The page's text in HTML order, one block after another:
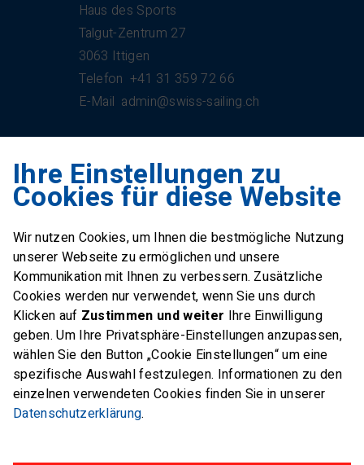
Haus des Sports
Talgut-Zentrum 27
3063 Ittigen
Telefon +41 31 359 72 66
E-Mail admin@swiss-sailing.ch
Swiss Sailing Team
Industriestrasse 51
E-Mail office@swiss-sailing-
team.ch
FOLLOW US ON
Twitter FacebookInstagram
Ihre Einstellungen zu
Cookies für diese Website
Wir nutzen Cookies, um Ihnen die bestmögliche Nutzung
unserer Webseite zu ermöglichen und unsere
Kommunikation mit Ihnen zu verbessern. Zusätzliche
Cookies werden nur verwendet, wenn Sie uns durch
Klicken auf Zustimmen und weiter Ihre Einwilligung
geben. Um Ihre Privatsphäre-Einstellungen anzupassen,
wählen Sie den Button „Cookie Einstellungen“ um eine
spezifische Auswahl festzulegen. Informationen zu den
einzelnen verwendeten Cookies finden Sie in unserer
Datenschutzerklärung.